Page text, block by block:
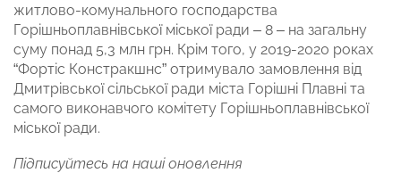
житлово-комунального господарства
Горішньоплавнівської міської ради – 8 – на загальну
суму понад 5,3 млн грн. Крім того, у 2019-2020 роках
“Фортіс Констракшнс” отримувало замовлення від
Дмитрівської сільської ради міста Горішні Плавні та
самого виконавчого комітету Горішньоплавнівської
міської ради.
Підписуйтесь на наші оновлення